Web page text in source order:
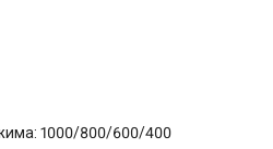
1000/800/600/400